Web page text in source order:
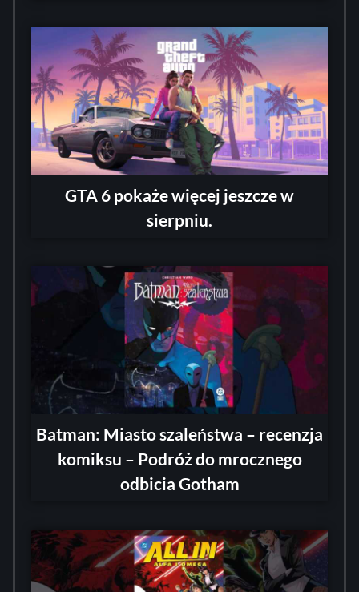
GTA 6 pokaże więcej jeszcze w
sierpniu.
Batman: Miasto szaleństwa – recenzja
komiksu – Podróż do mrocznego
odbicia Gotham